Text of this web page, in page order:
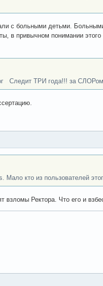
с больными детьми.
в привычном понимании этого
Следит ТРИ года!!! за СЛОРом
Мало кто из пользователей
взломы Ректора. Что его и